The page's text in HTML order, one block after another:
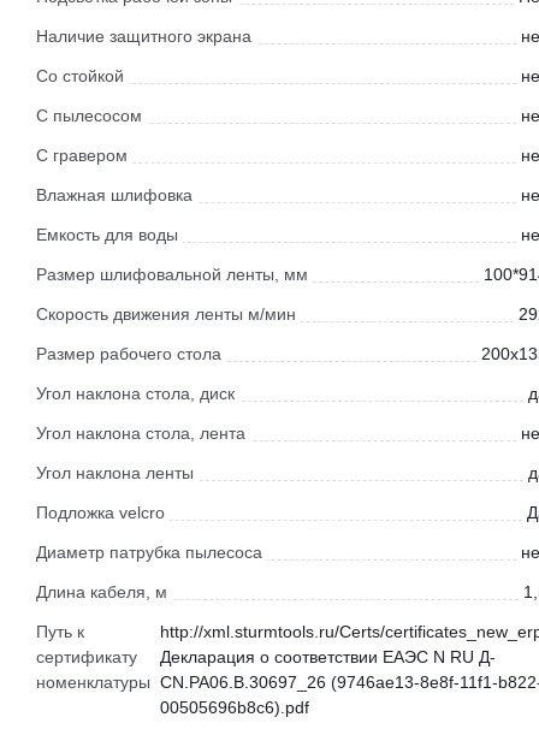
Наличие защитного экрана
Со стойкой
С пылесосом
С гравером
Влажная шлифовка
Емкость для воды
Размер шлифовальной ленты, мм
Скорость движения ленты м/мин
Размер рабочего стола
Угол наклона стола, диск
Угол наклона стола, лента
Угол наклона ленты
Подложка velcro
Диаметр патрубка пылесоса
Длина кабеля, м
Путь к
сертификату
номенклатуры
http://xml.sturmtools.ru/Certs/
Декларация о соответствии ЕАЭС N RU Д-
CN.РА06.В.30697_26 (9746ae13-8e8f-11f1-
00505696b8c6).pdf